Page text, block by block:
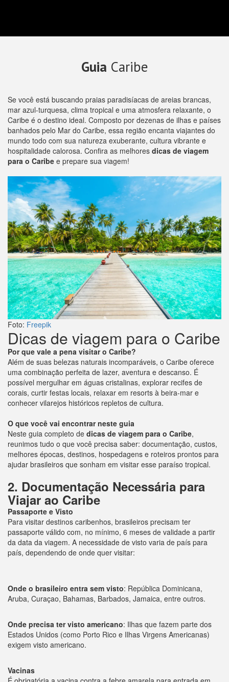
Guia Caribe
Se você está buscando praias paradisíacas de areias brancas,
mar azul-turquesa, clima tropical e uma atmosfera relaxante, o
Caribe é o destino ideal. Composto por dezenas de ilhas e países
banhados pelo Mar do Caribe, essa região encanta viajantes do
mundo todo com sua natureza exuberante, cultura vibrante e
hospitalidade calorosa. Confira as melhores dicas de viagem
para o Caribe e prepare sua viagem!
Foto: Freepik
Dicas de viagem para o Caribe
Por que vale a pena visitar o Caribe?
Além de suas belezas naturais incomparáveis, o Caribe oferece
uma combinação perfeita de lazer, aventura e descanso. É
possível mergulhar em águas cristalinas, explorar recifes de
corais, curtir festas locais, relaxar em resorts à beira-mar e
conhecer vilarejos históricos repletos de cultura.
O que você vai encontrar neste guia
Neste guia completo de dicas de viagem para o Caribe,
reunimos tudo o que você precisa saber: documentação, custos,
melhores épocas, destinos, hospedagens e roteiros prontos para
ajudar brasileiros que sonham em visitar esse paraíso tropical.
2. Documentação Necessária para
Viajar ao Caribe
Passaporte e Visto
Para visitar destinos caribenhos, brasileiros precisam ter
passaporte válido com, no mínimo, 6 meses de validade a partir
da data da viagem. A necessidade de visto varia de país para
país, dependendo de onde quer visitar:
Onde o brasileiro entra sem visto: República Dominicana,
Aruba, Curaçao, Bahamas, Barbados, Jamaica, entre outros.
Onde precisa ter visto americano: Ilhas que fazem parte dos
Estados Unidos (como Porto Rico e Ilhas Virgens Americanas)
exigem visto americano.
Vacinas